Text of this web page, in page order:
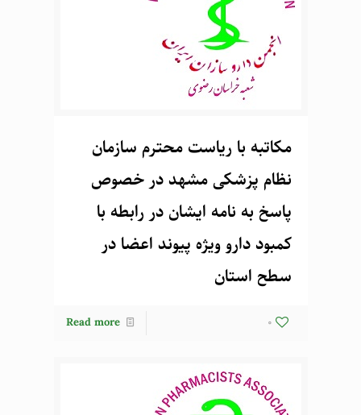
مکاتبه با ریاست محترم سازمان
نظام پزشکی مشهد در خصوص
پاسخ به نامه ایشان در رابطه با
کمبود دارو ویژه پیوند اعضا در
سطح استان
0
Read more